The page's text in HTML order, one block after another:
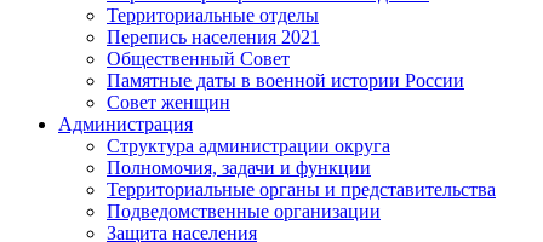
Территориальные отделы
Перепись населения 2021
Общественный Совет
Памятные даты в военной истории России
Совет женщин
Администрация
Структура администрации округа
Полномочия, задачи и функции
Территориальные органы и представительства
Подведомственные организации
Защита населения